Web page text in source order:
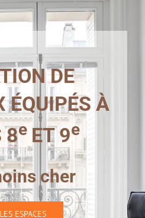
DE
ÉQUIPÉS À
8e ET 9e
cher
ESPACES